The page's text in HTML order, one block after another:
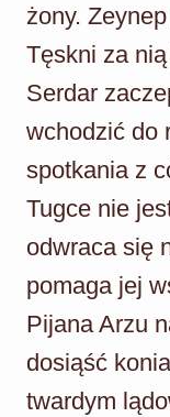
żony.
Tęskni za
Serdar
wchodzić do
spotkania z
Tugce nie
odwraca się
pomaga jej
Pijana Arzu
dosiąść
twardym